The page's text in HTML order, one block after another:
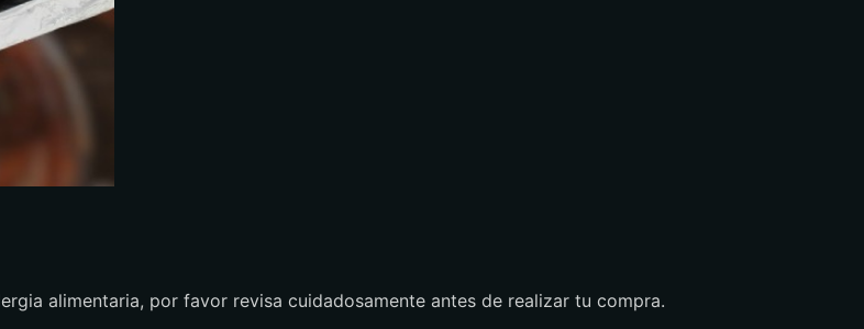
alimentaria, por favor revisa cuidadosamente antes de realizar tu compra.